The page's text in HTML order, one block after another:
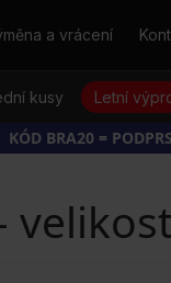
a vrácení
kusy Letní
KÓD BRA20 =